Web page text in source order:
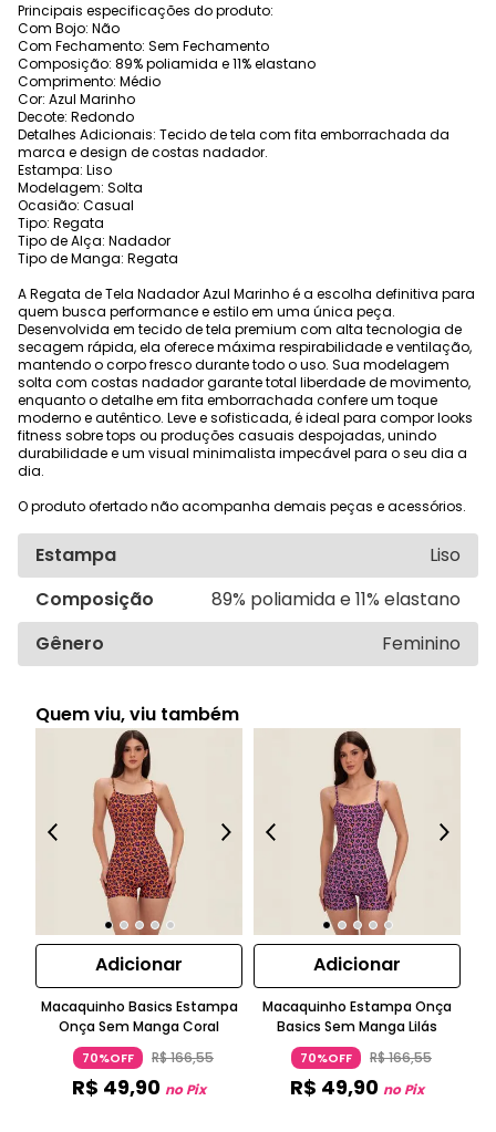
Principais especificações do produto:
Com Bojo: Não
Com Fechamento: Sem Fechamento
Composição: 89% poliamida e 11% elastano
Comprimento: Médio
Cor: Azul Marinho
Decote: Redondo
Detalhes Adicionais: Tecido de tela com fita emborrachada da
marca e design de costas nadador.
Estampa: Liso
Modelagem: Solta
Ocasião: Casual
Tipo: Regata
Tipo de Alça: Nadador
Tipo de Manga: Regata
A Regata de Tela Nadador Azul Marinho é a escolha definitiva para
quem busca performance e estilo em uma única peça.
Desenvolvida em tecido de tela premium com alta tecnologia de
secagem rápida, ela oferece máxima respirabilidade e ventilação,
mantendo o corpo fresco durante todo o uso. Sua modelagem
solta com costas nadador garante total liberdade de movimento,
enquanto o detalhe em fita emborrachada confere um toque
moderno e autêntico. Leve e sofisticada, é ideal para compor looks
fitness sobre tops ou produções casuais despojadas, unindo
durabilidade e um visual minimalista impecável para o seu dia a
dia.
O produto ofertado não acompanha demais peças e acessórios.
Estampa
Liso
Composição
89% poliamida e 11% elastano
Gênero
Feminino
Quem viu, viu também
Adicionar
Macaquinho Basics Estampa
Onça Sem Manga Coral
70%OFF R$166,55
R$ 49,90 no Pix
Adicionar
Macaquinho Estampa Onça
Basics Sem Manga Lilás
70%OFF R$166,55
R$ 49,90 no Pix